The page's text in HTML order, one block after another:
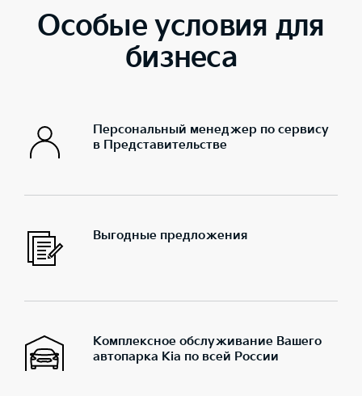
Особые условия для
бизнеса
Персональный менеджер по сервису
в Представительстве
Выгодные предложения
Комплексное обслуживание Вашего
автопарка Kia по всей России